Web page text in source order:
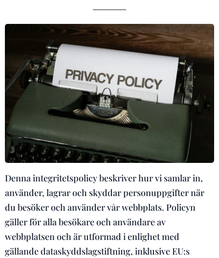
Denna integritetspolicy beskriver hur vi samlar in,
använder, lagrar och skyddar personuppgifter när
du besöker och använder vår webbplats. Policyn
gäller för alla besökare och användare av
webbplatsen och är utformad i enlighet med
gällande dataskyddslagstiftning, inklusive EU:s